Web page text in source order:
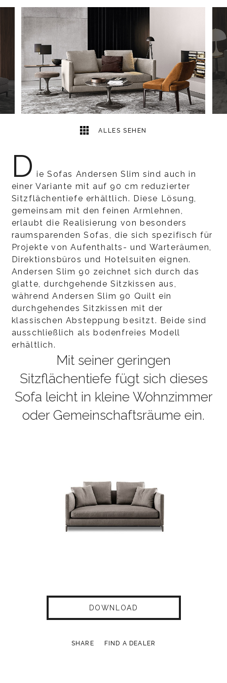
ALLES SEHEN
D ie Sofas Andersen Slim sind auch in
einer Variante mit auf 90 cm reduzierter
Sitzflächentiefe erhältlich. Diese Lösung,
gemeinsam mit den feinen Armlehnen,
erlaubt die Realisierung von besonders
raumsparenden Sofas, die sich spezifisch für
Projekte von Aufenthalts- und Warteräumen,
Direktionsbüros und Hotelsuiten eignen.
Andersen Slim 90 zeichnet sich durch das
glatte, durchgehende Sitzkissen aus,
während Andersen Slim 90 Quilt ein
durchgehendes Sitzkissen mit der
klassischen Absteppung besitzt. Beide sind
ausschließlich als bodenfreies Modell
erhältlich.
Mit seiner geringen
Sitzflächentiefe fügt sich dieses
Sofa leicht in kleine Wohnzimmer
oder Gemeinschaftsräume ein.
DOWNLOAD
SHARE FIND A DEALER